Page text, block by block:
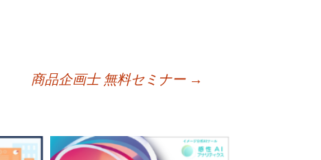
商品企画士 無料セミナー →